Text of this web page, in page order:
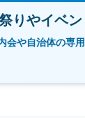
りやイベン
会や自治体の専